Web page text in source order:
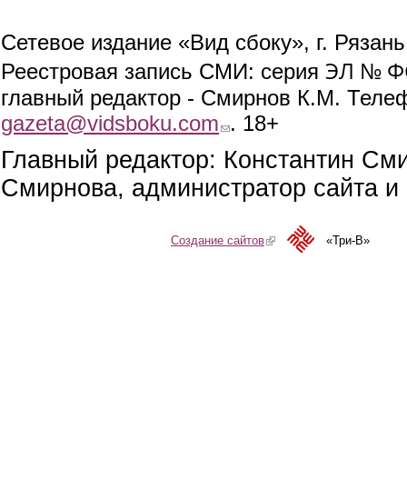
Сетевое издание «Вид сбоку», г.
Реестровая запись СМИ: серия ЭЛ №
главный редактор - Смирнов К.М.
gazeta@vidsboku.com (link sends e-mail)
. 18+
Главный редактор: Константин
Смирнова, администратор сайта
Создание сайтов(link is external)«Три-В»